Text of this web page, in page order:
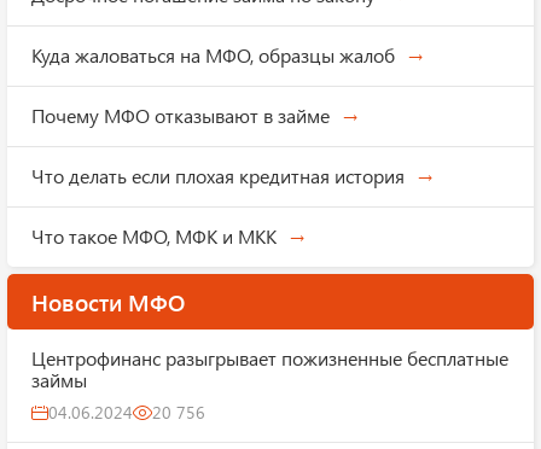
Куда жаловаться на МФО, образцы жалоб
Почему МФО отказывают в займе
Что делать если плохая кредитная история
Что такое МФО, МФК и МКК
Новости МФО
Центрофинанс разыгрывает пожизненные бесплатные
займы
04.06.2024 20 756